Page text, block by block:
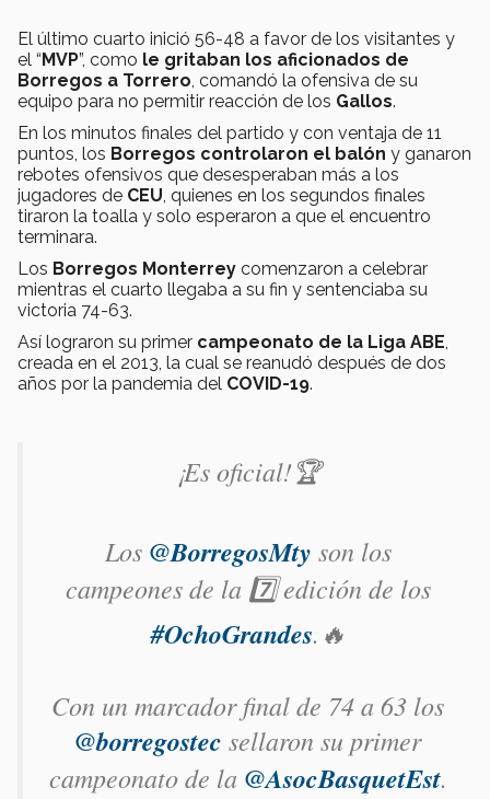
El último cuarto inició 56-48 a favor de los visitantes y
el “MVP”, como le gritaban los aficionados de
Borregos a Torrero, comandó la ofensiva de su
equipo para no permitir reacción de los Gallos.
En los minutos finales del partido y con ventaja de 11
puntos, los Borregos controlaron el balón y ganaron
rebotes ofensivos que desesperaban más a los
jugadores de CEU, quienes en los segundos finales
tiraron la toalla y solo esperaron a que el encuentro
terminara.
Los Borregos Monterrey comenzaron a celebrar
mientras el cuarto llegaba a su fin y sentenciaba su
victoria 74-63.
Así lograron su primer campeonato de la Liga ABE,
creada en el 2013, la cual se reanudó después de dos
años por la pandemia del COVID-19.
¡Es oficial!🏆
Los @BorregosMty son los
campeones de la 7️⃣ edición de los
#OchoGrandes.🔥
Con un marcador final de 74 a 63 los
@borregostec sellaron su primer
campeonato de la @AsocBasquetEst.